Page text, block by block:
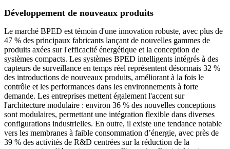
Développement de nouveaux produits
Le marché BPED est témoin d'une innovation robuste, avec plus de
47 % des principaux fabricants lançant de nouvelles gammes de
produits axées sur l'efficacité énergétique et la conception de
systèmes compacts. Les systèmes BPED intelligents intégrés à des
capteurs de surveillance en temps réel représentent désormais 32 %
des introductions de nouveaux produits, améliorant à la fois le
contrôle et les performances dans les environnements à forte
demande. Les entreprises mettent également l'accent sur
l'architecture modulaire : environ 36 % des nouvelles conceptions
sont modulaires, permettant une intégration flexible dans diverses
configurations industrielles. En outre, il existe une tendance notable
vers les membranes à faible consommation d’énergie, avec près de
39 % des activités de R&D centrées sur la réduction de la